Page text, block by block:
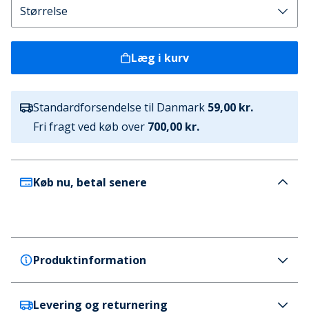
Læg i kurv
Standardforsendelse til Danmark 59,00 kr.
Fri fragt ved køb over 700,00 kr.
Køb nu, betal senere
Produktinformation
Ben Sherman
Levering og returnering